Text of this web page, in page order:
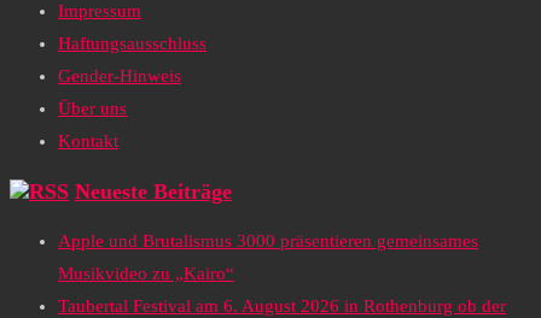
Impressum
Haftungsausschluss
Gender-Hinweis
Über uns
Kontakt
Neueste Beiträge
Apple und Brutalismus 3000 präsentieren gemeinsames
Musikvideo zu „Kairo“
Taubertal Festival am 6. August 2026 in Rothenburg ob der